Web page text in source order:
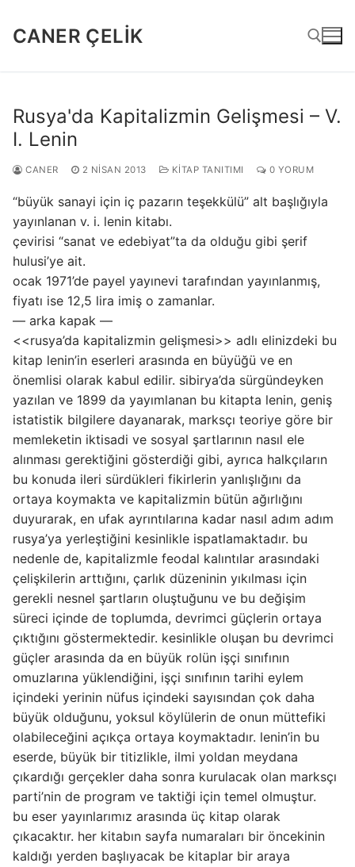
atlaCANER ÇELIK
Rusya'da Kapitalizmin Gelişmesi – V.
I. Lenin
CANER 2 NISAN 2013 KITAP TANITIMI 0 YORUM
“büyük sanayi için iç pazarın teşekkülü” alt başlığıyla
yayınlanan v. i. lenin kitabı.
çevirisi “sanat ve edebiyat”ta da olduğu gibi şerif
hulusi’ye ait.
ocak 1971’de payel yayınevi tarafından yayınlanmış,
fiyatı ise 12,5 lira imiş o zamanlar.
— arka kapak —
<<rusya’da kapitalizmin gelişmesi>> adlı elinizdeki bu
kitap lenin’in eserleri arasında en büyüğü ve en
önemlisi olarak kabul edilir. sibirya’da sürgündeyken
yazılan ve 1899 da yayımlanan bu kitapta lenin, geniş
istatistik bilgilere dayanarak, marksçı teoriye göre bir
memleketin iktisadi ve sosyal şartlarının nasıl ele
alınması gerektiğini gösterdiği gibi, ayrıca halkçıların
bu konuda ileri sürdükleri fikirlerin yanlışlığını da
ortaya koymakta ve kapitalizmin bütün ağırlığını
duyurarak, en ufak ayrıntılarına kadar nasıl adım adım
rusya’ya yerleştiğini kesinlikle ispatlamaktadır. bu
nedenle de, kapitalizmle feodal kalıntılar arasındaki
çelişkilerin arttığını, çarlık düzeninin yıkılması için
gerekli nesnel şartların oluştuğunu ve bu değişim
süreci içinde de toplumda, devrimci güçlerin ortaya
çıktığını göstermektedir. kesinlikle oluşan bu devrimci
güçler arasında da en büyük rolün işçi sınıfının
omuzlarına yüklendiğini, işçi sınıfının tarihi eylem
içindeki yerinin nüfus içindeki sayısından çok daha
büyük olduğunu, yoksul köylülerin de onun müttefiki
olabileceğini açıkça ortaya koymaktadır. lenin’in bu
eserde, büyük bir titizlikle, ilmi yoldan meydana
çıkardığı gerçekler daha sonra kurulacak olan marksçı
parti’nin de program ve taktiği için temel olmuştur.
bu eser yayınlarımız arasında üç kitap olarak
çıkacaktır. her kitabın sayfa numaraları bir öncekinin
kaldığı yerden başlıyacak be kitaplar bir araya